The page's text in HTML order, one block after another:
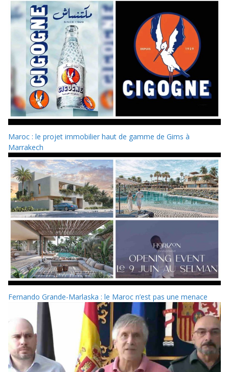
Maroc : le projet immobilier haut de gamme de Gims à
Marrakech
Fernando Grande-Marlaska : le Maroc n’est pas une menace